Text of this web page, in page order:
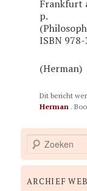
Frankfurt
p.
ISBN
(Herman)
Dit bericht
Herman .
o
e
k
ARCHIEF